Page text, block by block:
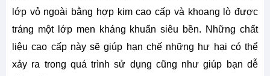
lớp vỏ ngoài bằng hợp kim cao cấp và khoang lò được
tráng một lớp men kháng khuẩn siêu bền. Những chất
liệu cao cấp này sẽ giúp hạn chế những hư hại có thể
xảy ra trong quá trình sử dụng cũng như giúp bạn dễ